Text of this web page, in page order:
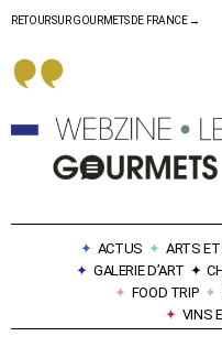
RETOUR SUR GOURMETS DE FRANCE →
✦ ACTUS ✦ ARTS
✦ GALERIE D’ART ✦
✦ FOOD TRIP ✦
✦ VINS